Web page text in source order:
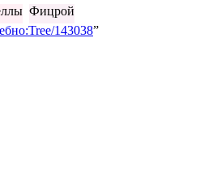
Фицрой
143038”